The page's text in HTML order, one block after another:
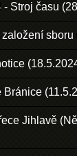
Stroj času
sboru
Bránice
Jihlavě